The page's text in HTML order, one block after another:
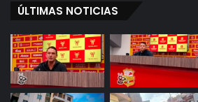
ÚLTIMAS NOTICIAS